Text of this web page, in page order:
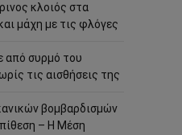
κλοιός στα
μάχη με τις φλόγες
από συρμό του
τις αισθήσεις της
βομβαρδισμών
– Η Μέση